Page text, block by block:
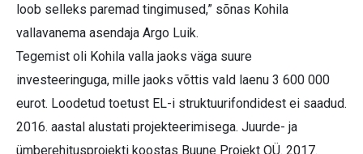
loob selleks paremad tingimused,” sõnas Kohila
vallavanema asendaja Argo Luik.
Tegemist oli Kohila valla jaoks väga suure
investeeringuga, mille jaoks võttis vald laenu 3 600 000
eurot. Loodetud toetust EL-i struktuurifondidest ei saadud.
2016. aastal alustati projekteerimisega. Juurde- ja
ümberehitusprojekti koostas Buune Projekt OÜ. 2017.